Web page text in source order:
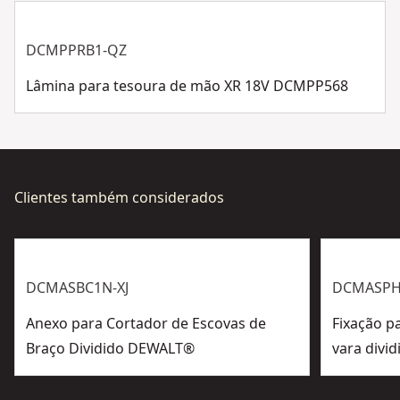
DCMPPRB1-QZ
Lâmina para tesoura de mão XR 18V DCMPP568
Clientes também considerados
DCMASBC1N-XJ
Anexo para Cortador de Escovas de
Braço Dividido DEWALT®
Fixação
vara